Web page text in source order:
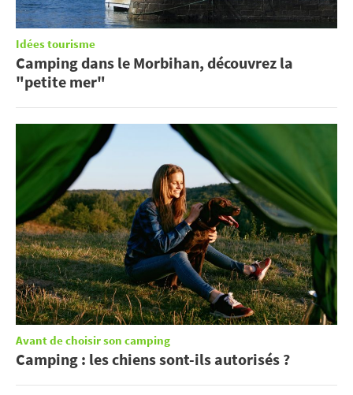
Idées tourisme
Camping dans le Morbihan, découvrez la
"petite mer"
Avant de choisir son camping
Camping : les chiens sont-ils autorisés ?